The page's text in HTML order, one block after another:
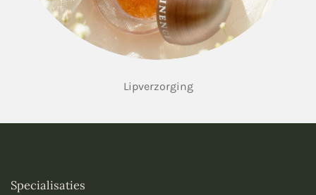
Lipverzorging
Specialisaties